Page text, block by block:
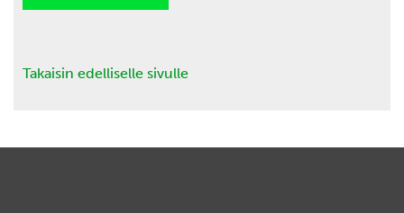
Takaisin edelliselle sivulle